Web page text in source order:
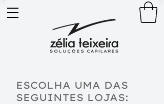
ESCOLHA UMA DAS
SEGUINTES LOJAS: